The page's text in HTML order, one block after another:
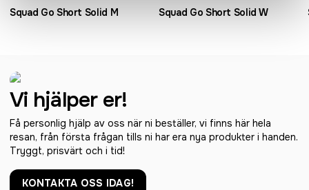
Squad Go Short Solid M Squad Go Short Solid W
Vi hjälper er!
Få personlig hjälp av oss när ni beställer, vi finns här hela
resan, från första frågan tills ni har era nya produkter i handen.
Tryggt, prisvärt och i tid!
KONTAKTA OSS IDAG!